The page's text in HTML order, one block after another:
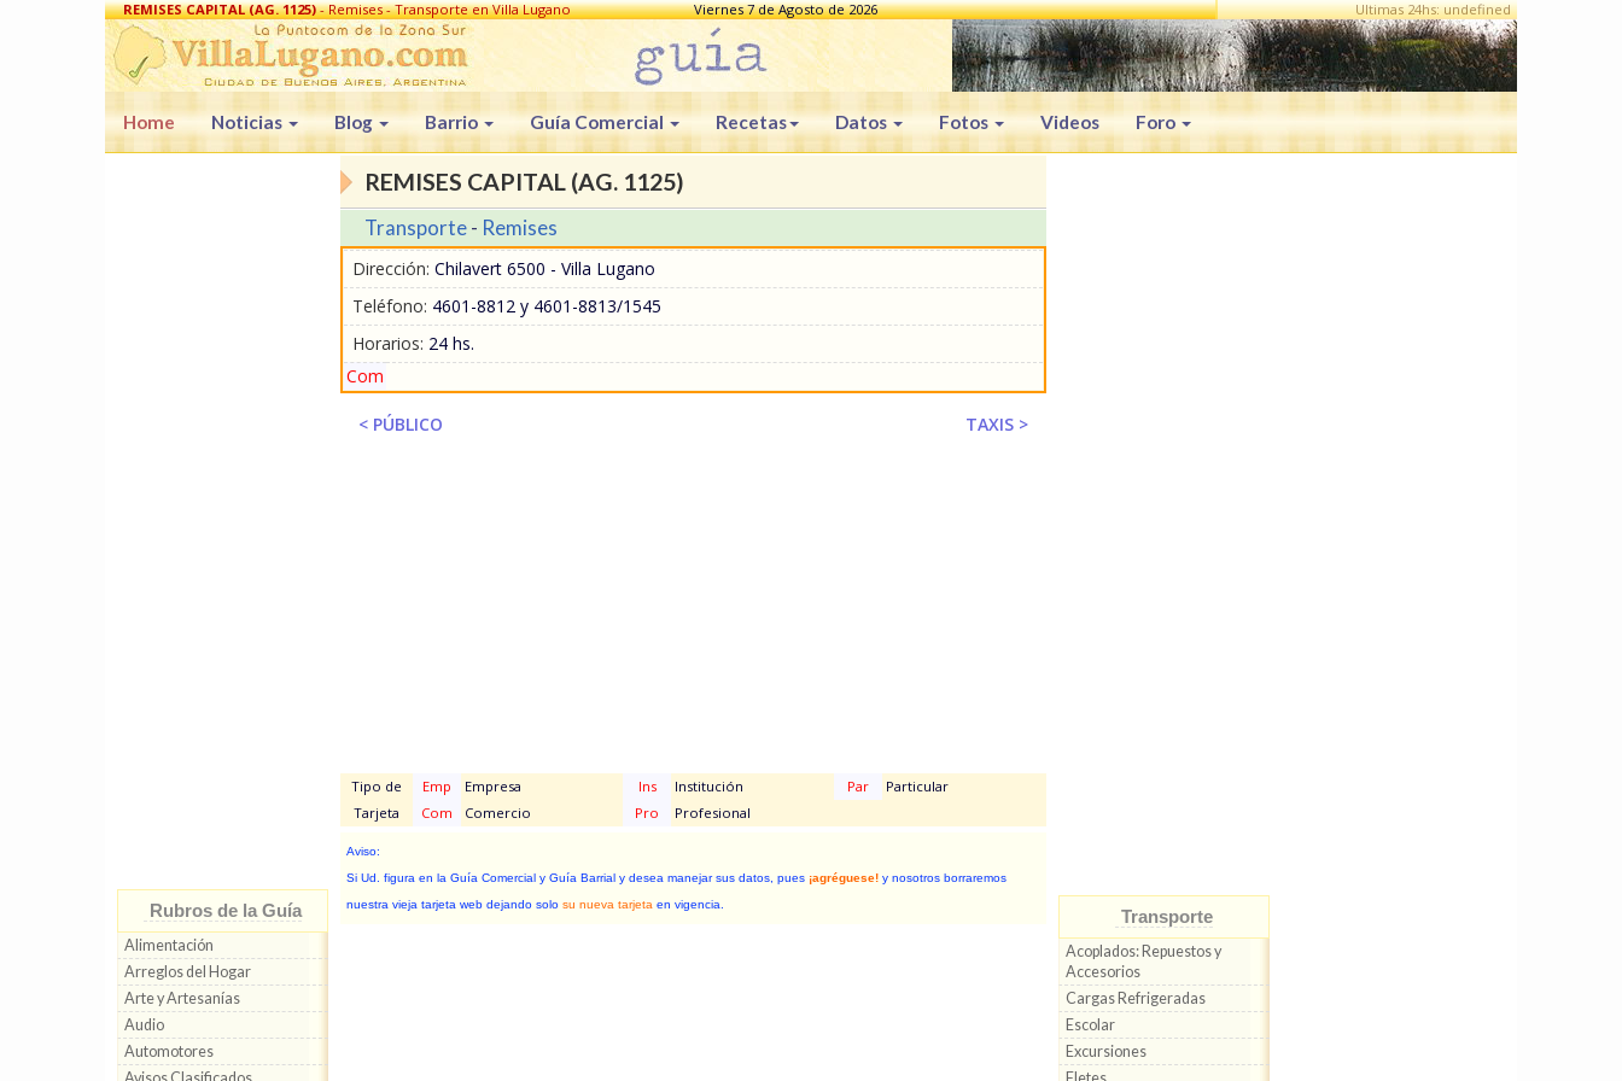
REMISES CAPITAL (AG. 1125)- Remises - Transporte en Villa Lugano Viernes 7 de Agosto de 2026 Ultimas 24hs: undefined
Home Noticias Blog Barrio Guía Comercial Recetas Datos Fotos Videos Foro
Rubros de la Guía
Alimentación
Arreglos del Hogar
Arte y Artesanías
Audio
Automotores
REMISES CAPITAL (AG. 1125)
Transporte- Remises
Dirección: Chilavert 6500 - Villa Lugano
Teléfono: 4601-8812 y 4601-8813/1545
Horarios: 24 hs.
Com
< PÚBLICO TAXIS >
Tipo de
Tarjeta
Emp Empresa Ins Institución Par
Particular
Com
Comercio Pro Profesional
Aviso:
Si Ud. figura en la Guía Comercial y Guía Barrial y desea manejar sus datos, pues ¡agréguese! y nosotros borraremos
nuestra vieja tarjeta web dejando solo su nueva tarjeta en vigencia.
Transporte
Acoplados: Repuestos y
Accesorios
Cargas Refrigeradas
Escolar
Excursiones